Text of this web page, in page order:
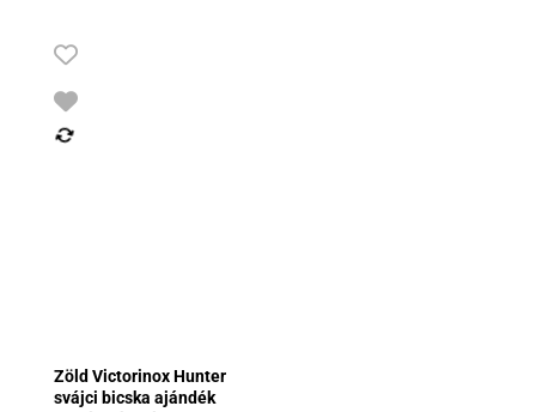
Zöld Victorinox Hunter
svájci bicska ajándék